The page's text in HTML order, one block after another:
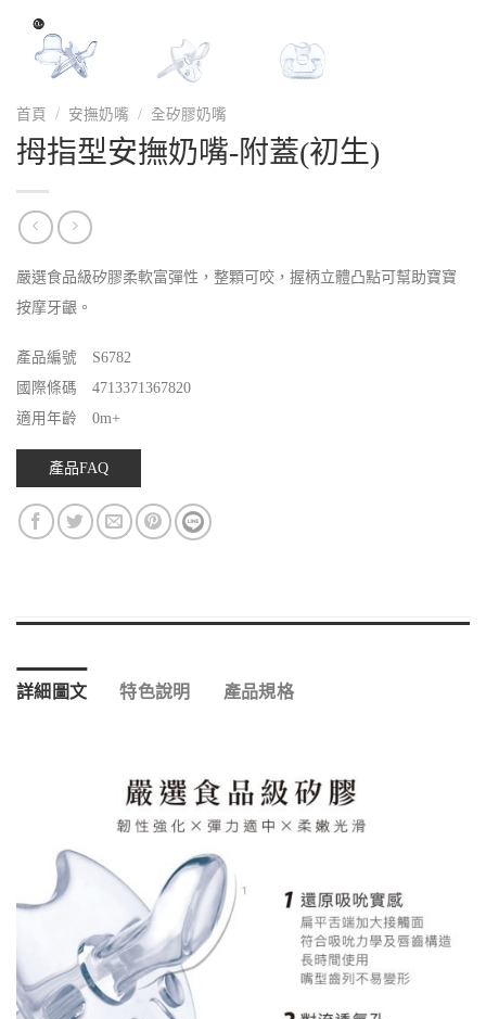
首頁 / 安撫奶嘴 / 全矽膠奶嘴
拇指型安撫奶嘴-附蓋(初生)
嚴選食品級矽膠柔軟富彈性，整顆可咬，握柄立體凸點可幫助寶寶
按摩牙齦。
產品編號 S6782
國際條碼 4713371367820
適用年齡 0m+
產品FAQ
詳細圖文 特色說明 產品規格